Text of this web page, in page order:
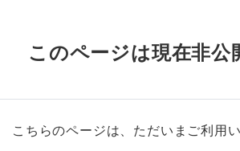
このページは現在非公
こちらのページは、ただいまご利用